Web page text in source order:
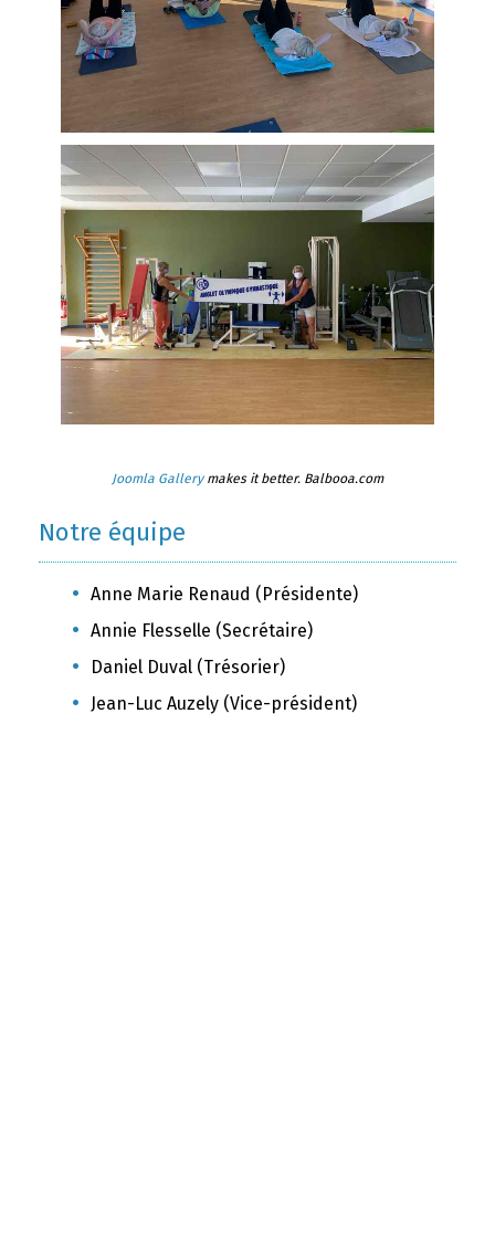
Joomla Gallerymakes it better. Balbooa.com
Notre équipe
Anne Marie Renaud (Présidente)
Annie Flesselle (Secrétaire)
Daniel Duval (Trésorier)
Jean-Luc Auzely (Vice-président)